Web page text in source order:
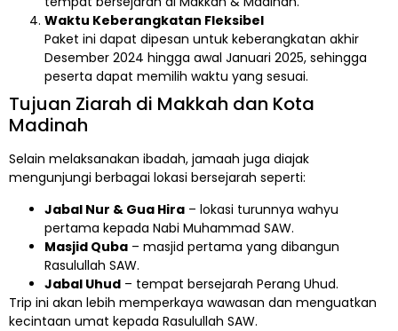
Waktu Keberangkatan Fleksibel
Paket ini dapat dipesan untuk keberangkatan akhir
Desember 2024 hingga awal Januari 2025, sehingga
peserta dapat memilih waktu yang sesuai.
Tujuan Ziarah di Makkah dan Kota
Madinah
Selain melaksanakan ibadah, jamaah juga diajak
mengunjungi berbagai lokasi bersejarah seperti:
Jabal Nur & Gua Hira – lokasi turunnya wahyu
pertama kepada Nabi Muhammad SAW.
Masjid Quba – masjid pertama yang dibangun
Rasulullah SAW.
Jabal Uhud – tempat bersejarah Perang Uhud.
Trip ini akan lebih memperkaya wawasan dan menguatkan
kecintaan umat kepada Rasulullah SAW.